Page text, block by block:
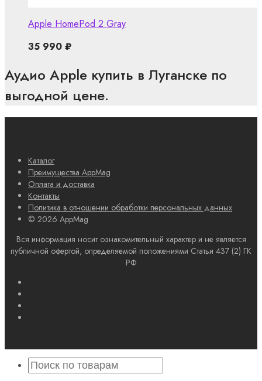
Apple HomePod 2 Gray
35 990 ₽
Аудио Apple купить в Луганске по
выгодной цене.
Каталог
Преимущества AppMag
Оплата и доставка
Контакты
Политика в отношении обработки персональных данных
© 2026 AppMag
Вся информация носит ознакомительный характер и не является
публичной офертой, определяемой положениями Статьи 437 (2) ГК
РФ